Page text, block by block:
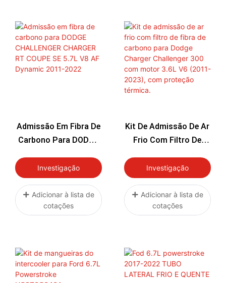
Admissão Em Fibra De
Carbono Para DODGE
CHARGER RT COUPE
SE 5.7L V8 AF Dynamic
2011-2022
Investigação
Adicionar à lista de
cotações
Kit De Admissão De Ar
Frio Com Filtro De
Dodge Charger
Challenger 300 Com
Motor 3.6L V6 (2011-
2023), Com Proteção
Investigação
Adicionar à lista de
cotações